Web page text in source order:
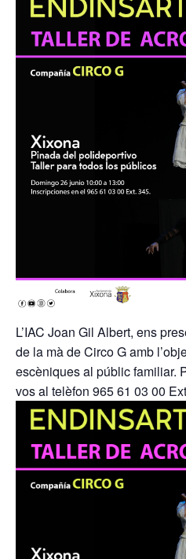
L’IAC Joan Gil Albert, ens
de la mà de Circo G amb
escèniques al públic familiar.
vos al telèfon 965 61 03 00